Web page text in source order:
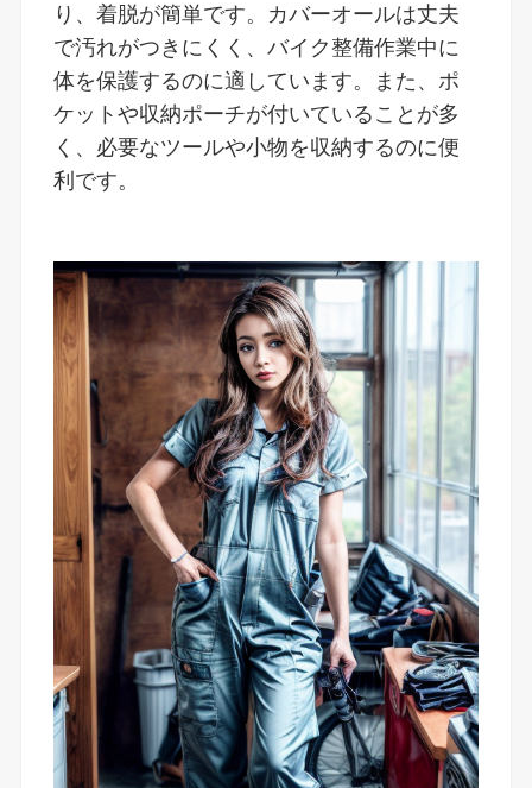
り、着脱が簡単です。カバーオールは丈夫
で汚れがつきにくく、バイク整備作業中に
体を保護するのに適しています。また、ポ
ケットや収納ポーチが付いていることが多
く、必要なツールや小物を収納するのに便
利です。